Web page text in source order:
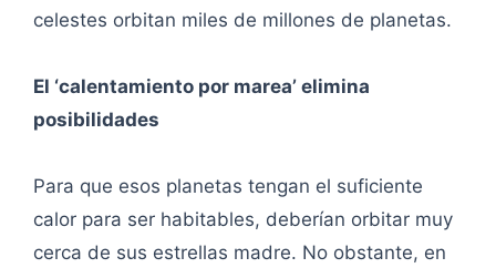
celestes orbitan miles de millones de planetas.
El ‘calentamiento por marea’ elimina
posibilidades
Para que esos planetas tengan el suficiente
calor para ser habitables, deberían orbitar muy
cerca de sus estrellas madre. No obstante, en